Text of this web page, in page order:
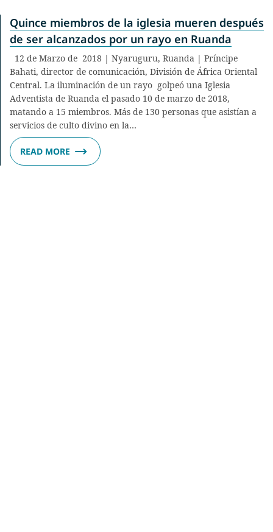
Quince miembros de la iglesia mueren después
de ser alcanzados por un rayo en Ruanda
12 de Marzo de 2018 | Nyaruguru, Ruanda | Príncipe
Bahati, director de comunicación, División de África Oriental
Central. La iluminación de un rayo golpeó una Iglesia
Adventista de Ruanda el pasado 10 de marzo de 2018,
matando a 15 miembros. Más de 130 personas que asistían a
servicios de culto divino en la…
READ MORE